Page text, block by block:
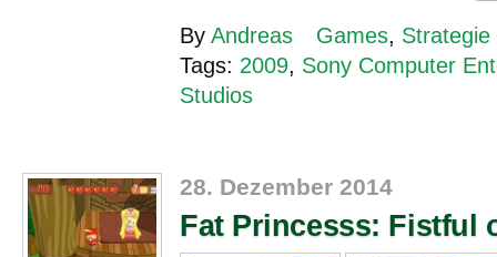
By Andreas Games, Strategie
Tags: 2009, Sony Computer
Studios
28. Dezember 2014
Fat Princesss: Fistful